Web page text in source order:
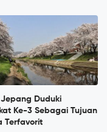
Duduki
Ke-3 Sebagai Tujuan
Terfavorit